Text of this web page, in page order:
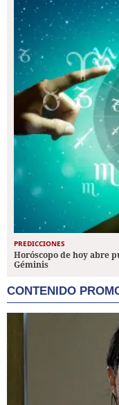
PREDICCIONES
Horóscopo de hoy abre
Géminis
CONTENIDO